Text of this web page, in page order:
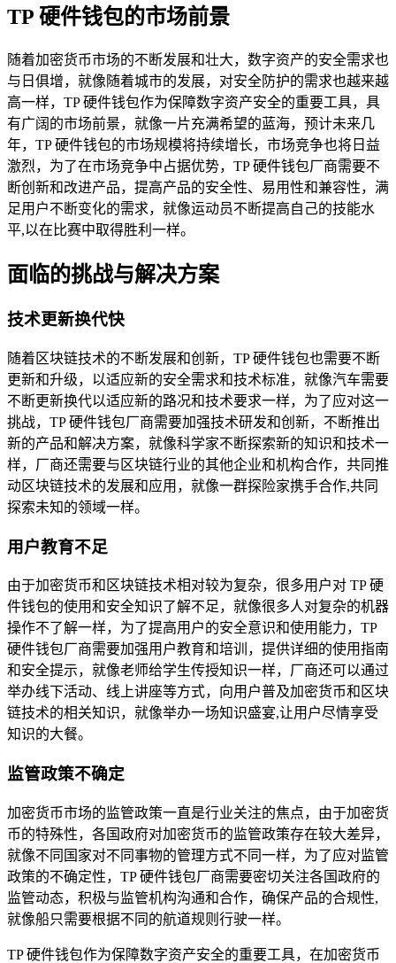
TP 硬件钱包的市场前景
随着加密货币市场的不断发展和壮大，数字资产的安全需求也
与日俱增，就像随着城市的发展，对安全防护的需求也越来越
高一样，TP 硬件钱包作为保障数字资产安全的重要工具，具
有广阔的市场前景，就像一片充满希望的蓝海，预计未来几
年，TP 硬件钱包的市场规模将持续增长，市场竞争也将日益
激烈，为了在市场竞争中占据优势，TP 硬件钱包厂商需要不
断创新和改进产品，提高产品的安全性、易用性和兼容性，满
足用户不断变化的需求，就像运动员不断提高自己的技能水
平,以在比赛中取得胜利一样。
面临的挑战与解决方案
技术更新换代快
随着区块链技术的不断发展和创新，TP 硬件钱包也需要不断
更新和升级，以适应新的安全需求和技术标准，就像汽车需要
不断更新换代以适应新的路况和技术要求一样，为了应对这一
挑战，TP 硬件钱包厂商需要加强技术研发和创新，不断推出
新的产品和解决方案，就像科学家不断探索新的知识和技术一
样，厂商还需要与区块链行业的其他企业和机构合作，共同推
动区块链技术的发展和应用，就像一群探险家携手合作,共同
探索未知的领域一样。
用户教育不足
由于加密货币和区块链技术相对较为复杂，很多用户对 TP 硬
件钱包的使用和安全知识了解不足，就像很多人对复杂的机器
操作不了解一样，为了提高用户的安全意识和使用能力，TP
硬件钱包厂商需要加强用户教育和培训，提供详细的使用指南
和安全提示，就像老师给学生传授知识一样，厂商还可以通过
举办线下活动、线上讲座等方式，向用户普及加密货币和区块
链技术的相关知识，就像举办一场知识盛宴,让用户尽情享受
知识的大餐。
监管政策不确定
加密货币市场的监管政策一直是行业关注的焦点，由于加密货
币的特殊性，各国政府对加密货币的监管政策存在较大差异，
就像不同国家对不同事物的管理方式不同一样，为了应对监管
政策的不确定性，TP 硬件钱包厂商需要密切关注各国政府的
监管动态，积极与监管机构沟通和合作，确保产品的合规性,
就像船只需要根据不同的航道规则行驶一样。
TP 硬件钱包作为保障数字资产安全的重要工具，在加密货币